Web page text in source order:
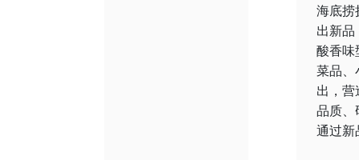
海底捞
出新
酸香味
菜品、
出，
品质、
通过新